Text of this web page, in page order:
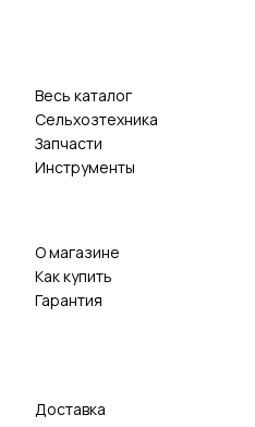
Весь каталог
Сельхозтехника
Запчасти
Инструменты
О магазине
Как купить
Гарантия
Доставка